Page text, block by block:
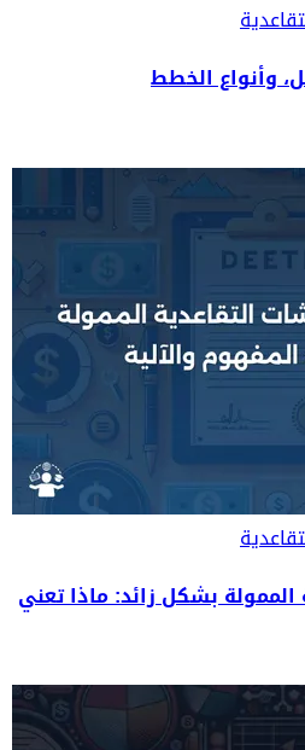
وأنواع الخطط
بشكل زائد: ماذا تعني